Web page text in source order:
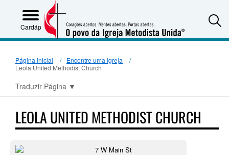
Cardápio
Página inicial
Encontre uma Igreja
Leola United Methodist Church
Traduzir Página ▼
LEOLA UNITED METHODIST CHURCH
7 W Main St